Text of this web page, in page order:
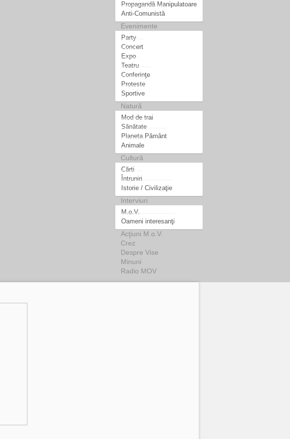
Propagandă Manipulatoare
Anti-Comunistă
Evenimente
Party
Concert
Expo
Teatru
Conferinţe
Proteste
Sportive
Natură
Mod de trai
Sănătate
Planeta Pământ
Animale
Cultură
Cărti
Întruniri
Istorie / Civilizaţie
Interviuri
M.o.V.
Oameni interesanţi
Acţiuni M.o.V.
Crez
Despre Vise
Minuni
Radio MOV